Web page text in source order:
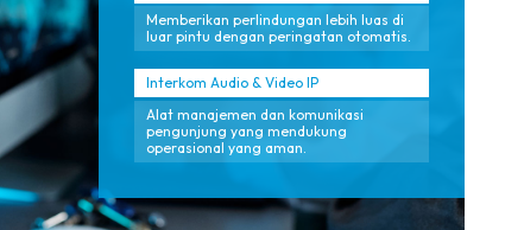
Memberikan perlindungan lebih luas di
luar pintu dengan peringatan otomatis.
Interkom Audio & Video IP
Alat manajemen dan komunikasi
pengunjung yang mendukung
operasional yang aman.